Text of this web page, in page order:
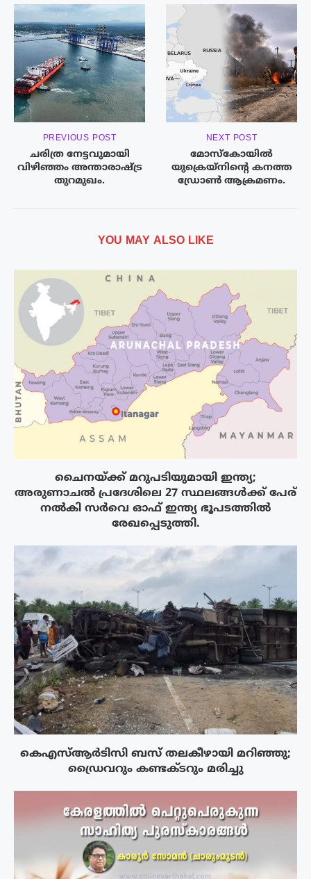
PREVIOUS POST
ചരിത്ര നേട്ടവുമായി
വിഴിഞ്ഞം അന്താരാഷ്ട്ര
തുറമുഖം.
NEXT POST
മോസ്കോയിൽ
യുക്രെയ്നിന്റെ കനത്ത
ഡ്രോൺ ആക്രമണം.
YOU MAY ALSO LIKE
ചൈനയ്ക്ക് മറുപടിയുമായി ഇന്ത്യ;
അരുണാചൽ പ്രദേശിലെ 27 സ്ഥലങ്ങൾക്ക് പേര്
നൽകി സർവെ ഓഫ് ഇന്ത്യ ഭൂപടത്തിൽ
രേഖപ്പെടുത്തി.
കെഎസ്ആർടിസി ബസ് തലകീഴായി മറിഞ്ഞു;
ഡ്രൈവറും കണ്ടക്ടറും മരിച്ചു